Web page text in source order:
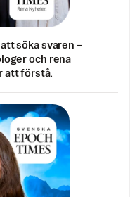
söka svaren –
och rena
att förstå.